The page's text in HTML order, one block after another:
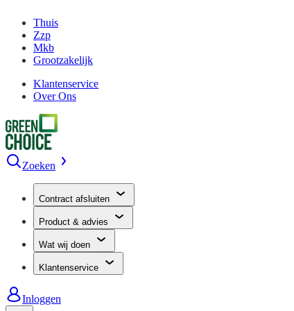
Thuis
Zzp
Mkb
Grootzakelijk
Klantenservice
Over Ons
Zoeken
Contract afsluiten
Product & advies
Wat wij doen
Klantenservice
Inloggen